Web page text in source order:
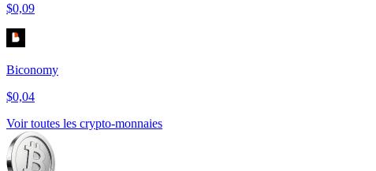
$0,09
Biconomy
$0,04
Voir toutes les crypto-monnaies